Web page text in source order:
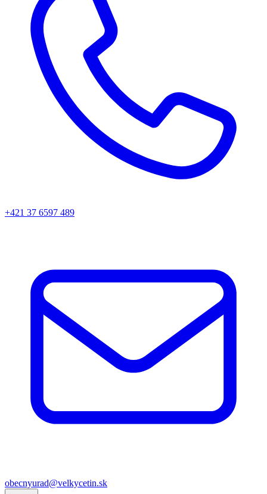
+421 37 6597 489
obecnyurad@velkycetin.sk